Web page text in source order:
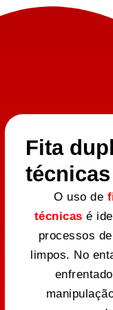
Fita
O uso de
técnicas é
processos
limpos. No